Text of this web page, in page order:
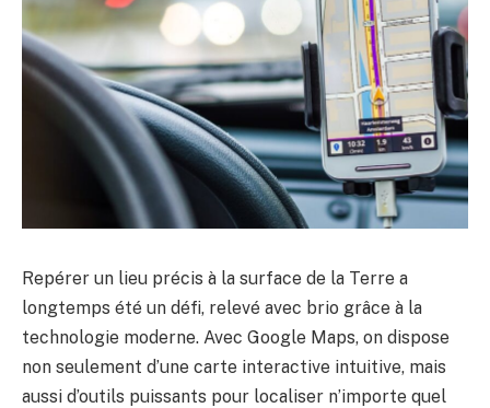
Repérer un lieu précis à la surface de la Terre a
longtemps été un défi, relevé avec brio grâce à la
technologie moderne. Avec Google Maps, on dispose
non seulement d’une carte interactive intuitive, mais
aussi d’outils puissants pour localiser n’importe quel